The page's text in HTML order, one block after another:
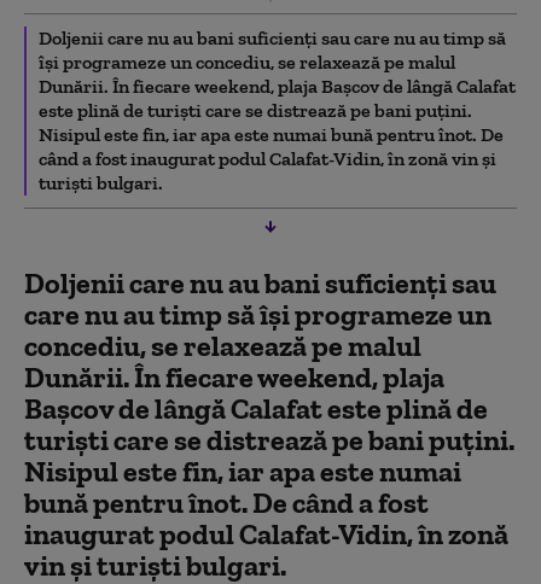
Doljenii care nu au bani suficienţi sau care nu au timp să
îşi programeze un concediu, se relaxează pe malul
Dunării. În fiecare weekend, plaja Başcov de lângă Calafat
este plină de turişti care se distrează pe bani puţini.
Nisipul este fin, iar apa este numai bună pentru înot. De
când a fost inaugurat podul Calafat-Vidin, în zonă vin şi
turişti bulgari.
Doljenii care nu au bani suficienţi sau
care nu au timp să îşi programeze un
concediu, se relaxează pe malul
Dunării. În fiecare weekend, plaja
Başcov de lângă Calafat este plină de
turişti care se distrează pe bani puţini.
Nisipul este fin, iar apa este numai
bună pentru înot. De când a fost
inaugurat podul Calafat-Vidin, în zonă
vin şi turişti bulgari.